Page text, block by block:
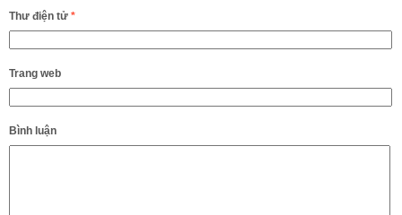
Thư điện tử *
Trang web
Bình luận